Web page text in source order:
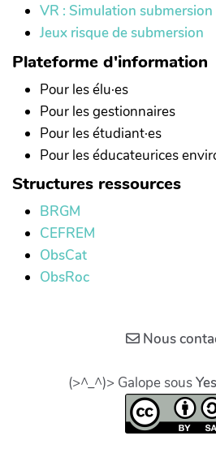
VR : Simulation submersion
Jeux risque de submersion
Plateforme d'information
Pour les élu·es
Pour les gestionnaires
Pour les étudiant·es
Pour les éducateurices
Structures ressources
BRGM
CEFREM
ObsCat
ObsRoc
Nous
(>^_^)> Galope sous